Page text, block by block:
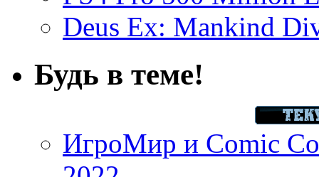
Deus Ex: Mankind
Будь в теме!
ИгроМир и Comic